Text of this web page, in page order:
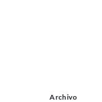
Archivo